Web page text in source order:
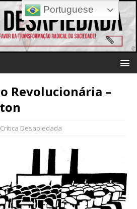
Revolucionária –
Crítica Desapiedada
Portuguese